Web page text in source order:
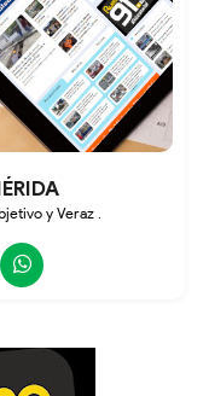
y Veraz .